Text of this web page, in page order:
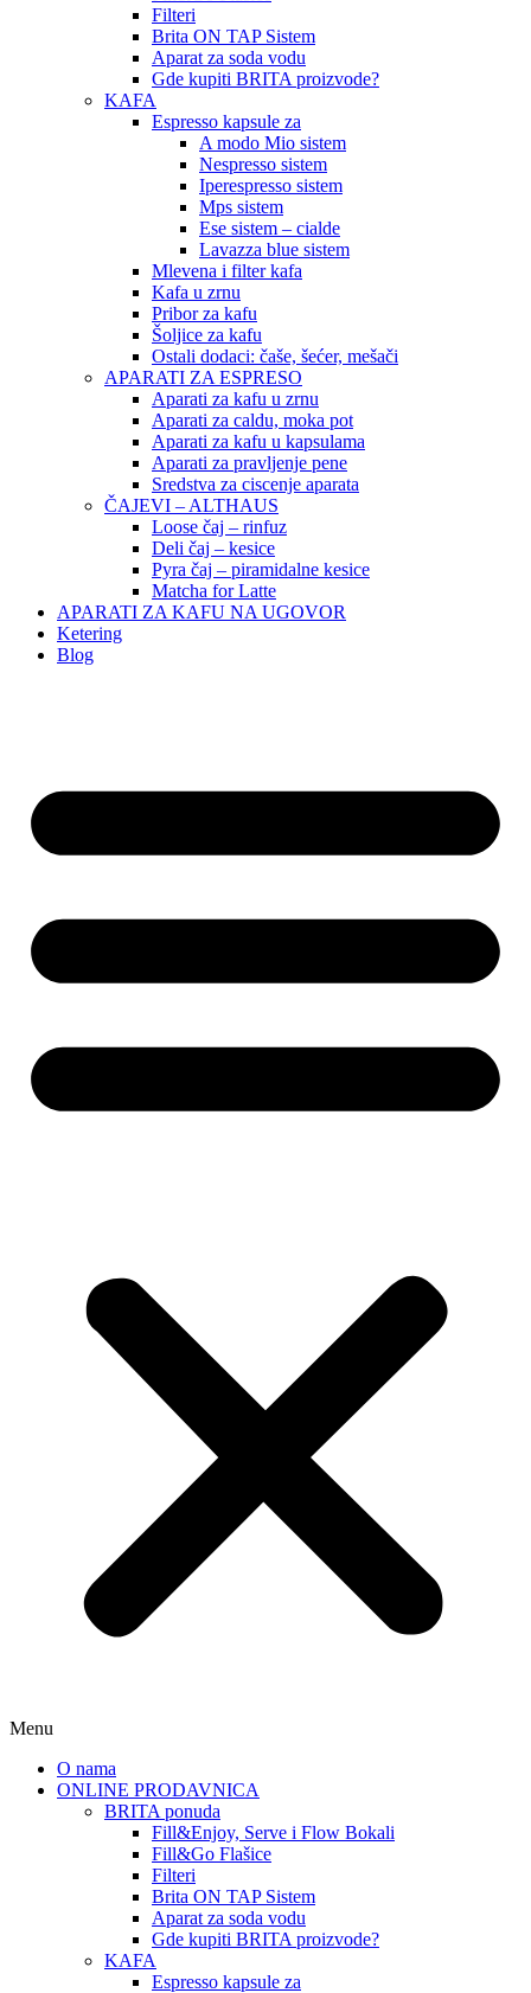
Filteri
Brita ON TAP Sistem
Aparat za soda vodu
Gde kupiti BRITA proizvode?
KAFA
Espresso kapsule za
A modo Mio sistem
Nespresso sistem
Iperespresso sistem
Mps sistem
Ese sistem – cialde
Lavazza blue sistem
Mlevena i filter kafa
Kafa u zrnu
Pribor za kafu
Šoljice za kafu
Ostali dodaci: čaše, šećer, mešači
APARATI ZA ESPRESO
Aparati za kafu u zrnu
Aparati za caldu, moka pot
Aparati za kafu u kapsulama
Aparati za pravljenje pene
Sredstva za ciscenje aparata
ČAJEVI – ALTHAUS
Loose čaj – rinfuz
Deli čaj – kesice
Pyra čaj – piramidalne kesice
Matcha for Latte
APARATI ZA KAFU NA UGOVOR
Ketering
Blog
Menu
O nama
ONLINE PRODAVNICA
BRITA ponuda
Fill&Enjoy, Serve i Flow Bokali
Fill&Go Flašice
Filteri
Brita ON TAP Sistem
Aparat za soda vodu
Gde kupiti BRITA proizvode?
KAFA
Espresso kapsule za